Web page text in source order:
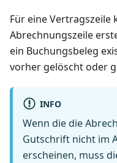
Für eine Vertragszeile
Abrechnungszeile
ein Buchungsbeleg
vorher gelöscht oder
INFO
Wenn die die
Gutschrift nicht im
erscheinen, muss